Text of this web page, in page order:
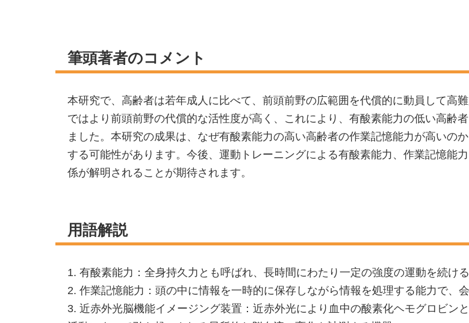
筆頭著者のコメント
本研究で、高齢者は若年成人に比べて、前頭前野の広範囲を代償的に動員して高
ではより前頭前野の代償的な活性度が高く、これにより、有酸素能力の低い高齢
ました。本研究の成果は、なぜ有酸素能力の高い高齢者の作業記憶能力が高いの
する可能性があります。今後、運動トレーニングによる有酸素能力、作業記憶能
係が解明されることが期待されます。
用語解説
1. 有酸素能力：全身持久力とも呼ばれ、長時間にわたり一定の強度の運動を続け
2. 作業記憶能力：頭の中に情報を一時的に保存しながら情報を処理する能力で、
3. 近赤外光脳機能イメージング装置：近赤外光により血中の酸素化ヘモグロビン